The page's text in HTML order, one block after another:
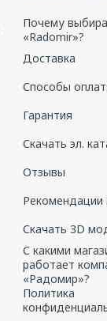
Почему
«Radomir»?
Доставка
Способы
Гарантия
Скачать эл.
Отзывы
Рекомендации
Скачать 3D
С какими
работает
«Радомир»?
Политика